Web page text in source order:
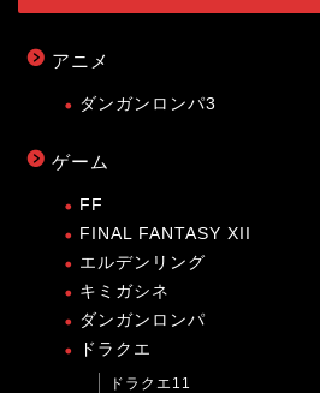
アニメ
ダンガンロンパ3
ゲーム
FF
FINAL FANTASY XII
エルデンリング
キミガシネ
ダンガンロンパ
ドラクエ
ドラクエ11